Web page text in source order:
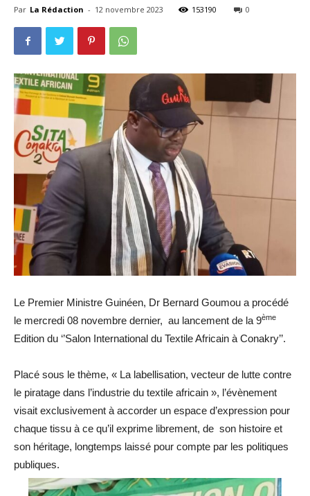
Par La Rédaction - 12 novembre 2023 153190 0
Le Premier Ministre Guinéen, Dr Bernard Goumou a procédé
le mercredi 08 novembre dernier, au lancement de la 9ème
Edition du ‘’Salon International du Textile Africain à Conakry’’.
Placé sous le thème, « La labellisation, vecteur de lutte contre
le piratage dans l’industrie du textile africain », l’évènement
visait exclusivement à accorder un espace d’expression pour
chaque tissu à ce qu’il exprime librement, de son histoire et
son héritage, longtemps laissé pour compte par les politiques
publiques.